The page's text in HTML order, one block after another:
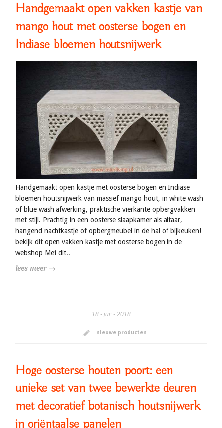
Handgemaakt open vakken kastje van
mango hout met oosterse bogen en
Indiase bloemen houtsnijwerk
Handgemaakt open kastje met oosterse bogen en Indiase
bloemen houtsnijwerk van massief mango hout, in white wash
of blue wash afwerking, praktische vierkante opbergvakken
met stijl. Prachtig in een oosterse slaapkamer als altaar,
hangend nachtkastje of opbergmeubel in de hal of bijkeuken!
bekijk dit open vakken kastje met oosterse bogen in de
webshop Met dit..
lees meer →
18 jun 2018
nieuwe producten
Hoge oosterse houten poort: een
unieke set van twee bewerkte deuren
met decoratief botanisch houtsnijwerk
in oriëntaalse panelen